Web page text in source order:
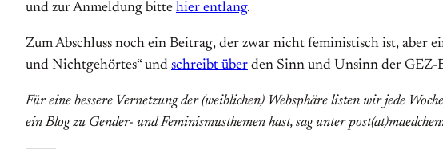
und zur Anmeldung bitte hier entlang.
Zum Abschluss noch ein Beitrag, der zwar nicht feministisch ist, aber
und Nichtgehörtes“ und schreibt über den Sinn und Unsinn der GEZ-
Für eine bessere Vernetzung der (weiblichen) Websphäre listen wir jede
ein Blog zu Gender- und Feminismusthemen hast, sag unter